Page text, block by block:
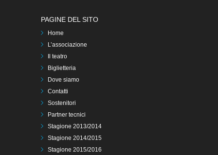
PAGINE DEL SITO
Home
L’associazione
Il teatro
Biglietteria
Dove siamo
Contatti
Sostenitori
Partner tecnici
Stagione 2013/2014
Stagione 2014/2015
Stagione 2015/2016